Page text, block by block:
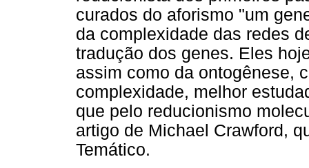
curados do aforismo "um
da complexidade das redes
tradução dos genes. Eles
assim como da ontogênese,
complexidade, melhor
que pelo reducionismo
artigo de Michael Crawford,
Temático.